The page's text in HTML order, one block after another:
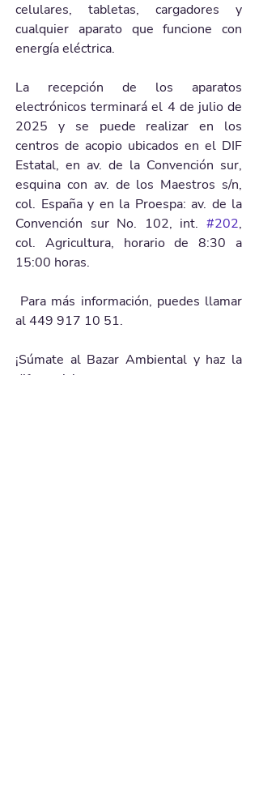
celulares, tabletas, cargadores y
cualquier aparato que funcione con
energía eléctrica.
La recepción de los aparatos
electrónicos terminará el 4 de julio de
2025 y se puede realizar en los
centros de acopio ubicados en el DIF
Estatal, en av. de la Convención sur,
esquina con av. de los Maestros s/n,
col. España y en la Proespa: av. de la
Convención sur No. 102, int. #202,
col. Agricultura, horario de 8:30 a
15:00 horas.
Para más información, puedes llamar
al 449 917 10 51.
¡Súmate al Bazar Ambiental y haz la
diferencia!